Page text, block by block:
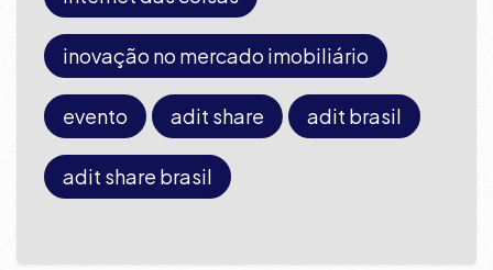
inovação no mercado imobiliário
evento adit share adit brasil
adit share brasil